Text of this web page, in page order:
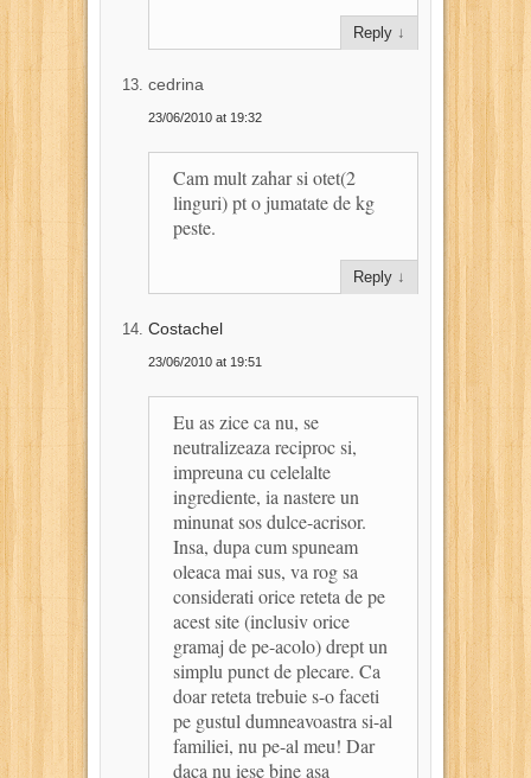
Reply ↓
cedrina
23/06/2010 at 19:32
Cam mult zahar si otet(2
linguri) pt o jumatate de kg
peste.
Reply ↓
Costachel
23/06/2010 at 19:51
Eu as zice ca nu, se
neutralizeaza reciproc si,
impreuna cu celelalte
ingrediente, ia nastere un
minunat sos dulce-acrisor.
Insa, dupa cum spuneam
oleaca mai sus, va rog sa
considerati orice reteta de pe
acest site (inclusiv orice
gramaj de pe-acolo) drept un
simplu punct de plecare. Ca
doar reteta trebuie s-o faceti
pe gustul dumneavoastra si-al
familiei, nu pe-al meu! Dar
daca nu iese bine asa